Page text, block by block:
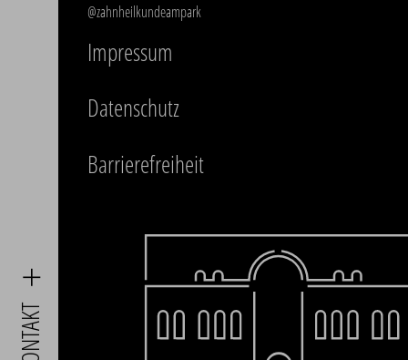
KONTAKT
@zahnheilkundeampark
Impressum
Datenschutz
Barrierefreiheit